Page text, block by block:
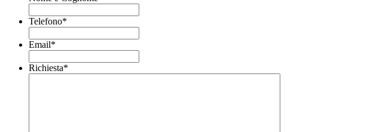
Telefono*
Email*
Richiesta*